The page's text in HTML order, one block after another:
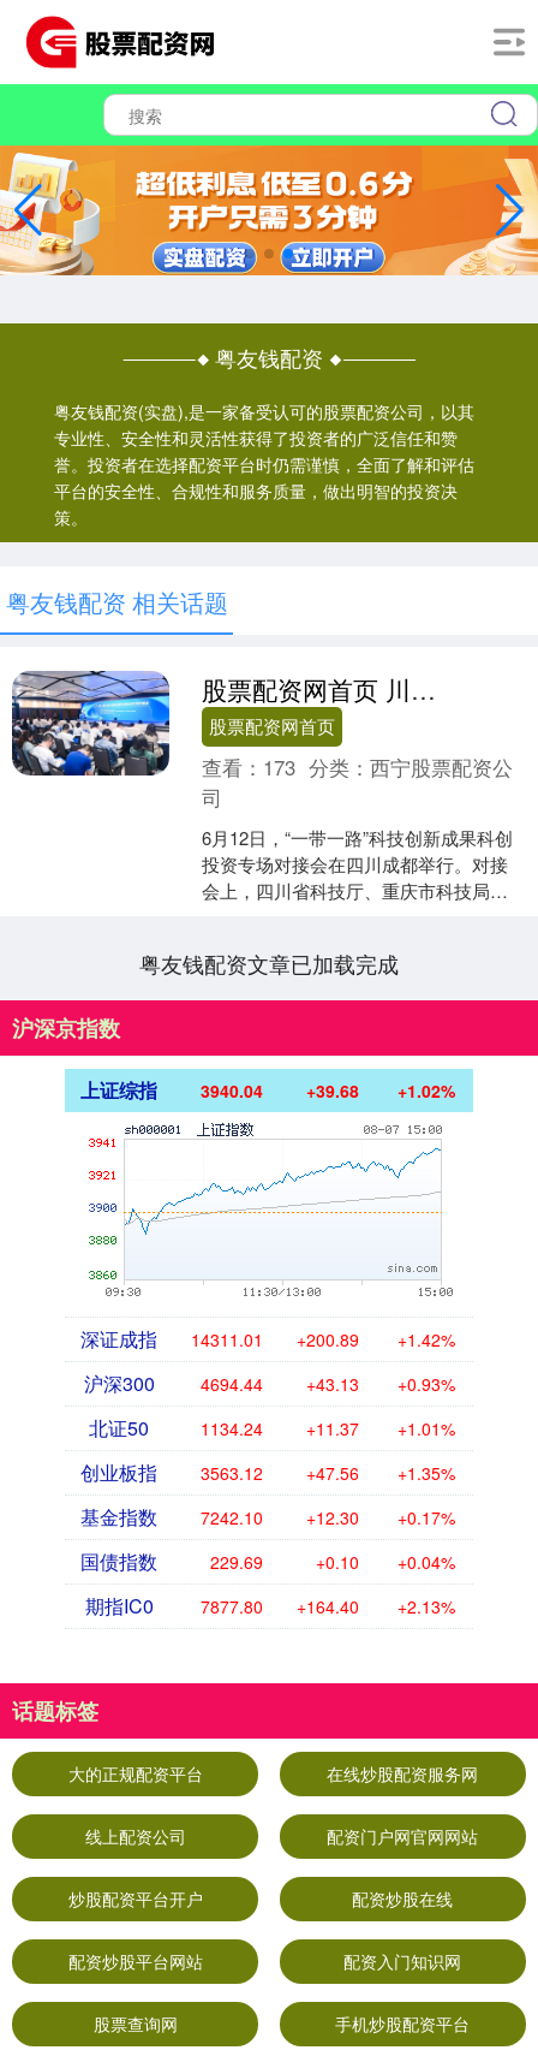
粤友钱配资
粤友钱配资(实盘),是一家备受认可的股票配资公司，以其
专业性、安全性和灵活性获得了投资者的广泛信任和赞
誉。投资者在选择配资平台时仍需谨慎，全面了解和评估
平台的安全性、合规性和服务质量，做出明智的投资决
策。
粤友钱配资 相关话题
股票配资网首页 川渝技术创新成果清单发布 两地联合科创项目经费超1.6亿元
股票配资网首页
查看： 173 分类：西宁股票配资公
司
6月12日，“一带一路”科技创新成果科创
投资专场对接会在四川成都举行。对接
会上，四川省科技厅、重庆市科技局联
粤友钱配资文章已加载完成
沪深京指数
上证综指 3940.04 +39.68 +1.02%
深证成指 14311.01 +200.89 +1.42%
沪深300 4694.44 +43.13 +0.93%
北证50 1134.24 +11.37 +1.01%
创业板指 3563.12 +47.56 +1.35%
基金指数 7242.10 +12.30 +0.17%
国债指数 229.69 +0.10 +0.04%
期指IC0 7877.80 +164.40 +2.13%
话题标签
大的正规配资平台 在线炒股配资服务网
线上配资公司 配资门户网官网网站
炒股配资平台开户 配资炒股在线
配资炒股平台网站 配资入门知识网
股票查询网 手机炒股配资平台